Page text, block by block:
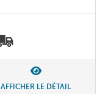
AFFICHER LE DÉTAIL